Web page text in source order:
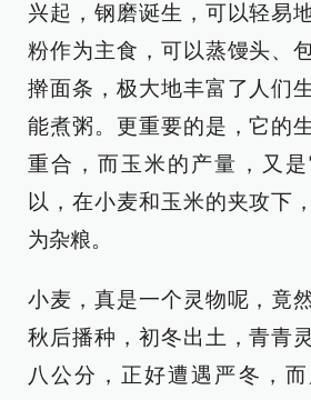
兴起，钢磨诞生，可以轻易
粉作为主食，可以蒸馒头、
擀面条，极大地丰富了人们
能煮粥。更重要的是，它的
重合，而玉米的产量，又
以，在小麦和玉米的夹攻下
为杂粮。
小麦，真是一个灵物呢，竟
秋后播种，初冬出土，青青
八公分，正好遭遇严冬，